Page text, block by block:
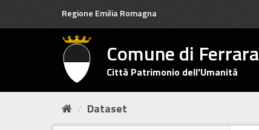
Regione Emilia Romagna
Comune di Ferrara
Città Patrimonio dell'Umanità
Dataset